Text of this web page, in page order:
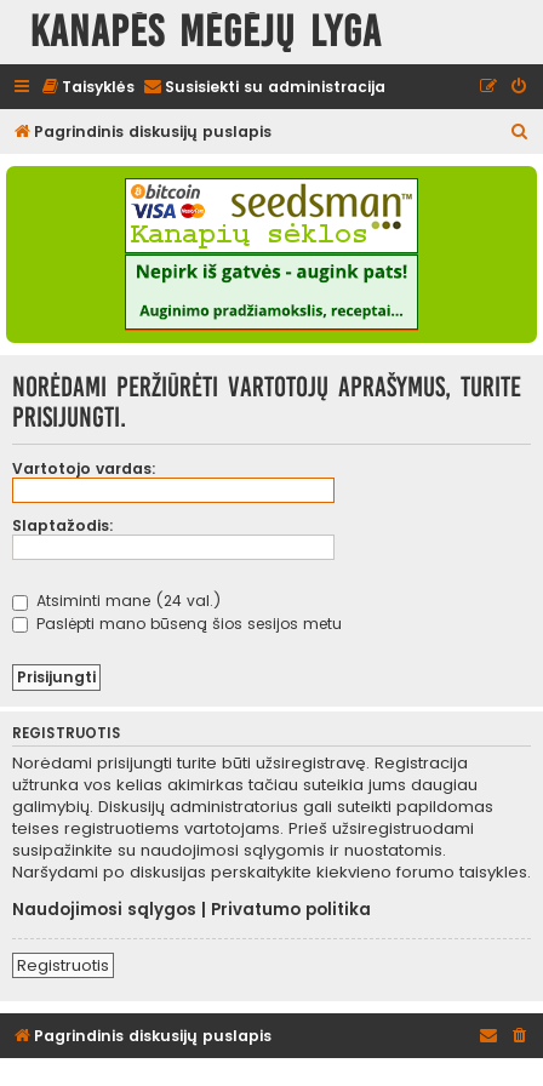
Kanapės mėgėjų lyga
Taisyklės Susisiekti su administracija
Pagrindinis diskusijų puslapis
e
Norėdami peržiūrėti vartotojų aprašymus, turite
prisijungti.
Vartotojo vardas:
Slaptažodis:
Atsiminti mane (24 val.)
Paslėpti mano būseną šios sesijos metu
REGISTRUOTIS
Norėdami prisijungti turite būti užsiregistravę. Registracija
užtrunka vos kelias akimirkas tačiau suteikia jums daugiau
galimybių. Diskusijų administratorius gali suteikti papildomas
teises registruotiems vartotojams. Prieš užsiregistruodami
susipažinkite su naudojimosi sąlygomis ir nuostatomis.
Naršydami po diskusijas perskaitykite kiekvieno forumo taisykles.
Naudojimosi sąlygos
Privatumo politika
Registruotis
Pagrindinis diskusijų puslapis